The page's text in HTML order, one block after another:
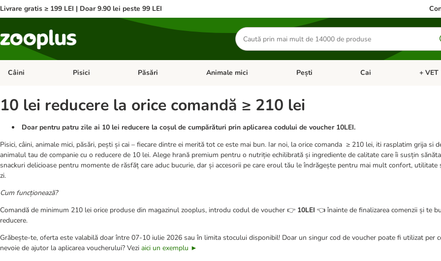
Livrare gratis ≥ 199 LEI | Doar 9.90 lei peste 99 LEI
Căutare
produse
Câini Deschideți meniul cu categorii: Câini
Pisici Deschideți meniul cu categorii: Pisici
Păsări Deschideți meniul cu categorii: Păsări
Animale mici Deschideți meniul cu categorii: Animale mici
Pești Deschideți meniul cu
Cai +
10 lei reducere la orice comandă ≥ 210 lei
Doar pentru patru zile ai 10 lei reducere la coșul de cumpărături prin aplicarea codului de voucher 10LEI.
Pisici, câini, animale mici, păsări, pești și cai – fiecare dintre ei merită tot ce este mai bun. Iar noi, la orice comanda ≥ 210 lei, iti rasplatim grija si
animalul tau de companie cu o reducere de 10 lei. Alege hrană premium pentru o nutriție echilibrată și ingrediente de calitate care îi susțin
snackuri delicioase pentru momente de răsfăț care aduc bucurie, dar și accesorii pe care eroul tău le îndrăgește pentru mai mult confort, utilitate
zi.
Cum funcționează?
Comandă de minimum 210 lei orice produse din magazinul zooplus, introdu codul de voucher 👉 10LEI 👈 înainte de finalizarea comenzii și te
reducere.
Grăbește-te, oferta este valabilă doar între 07-10 iulie 2026 sau în limita stocului disponibil! Doar un singur cod de voucher poate fi utilizat per
nevoie de ajutor la aplicarea voucherului? Vezi aici un exemplu ►